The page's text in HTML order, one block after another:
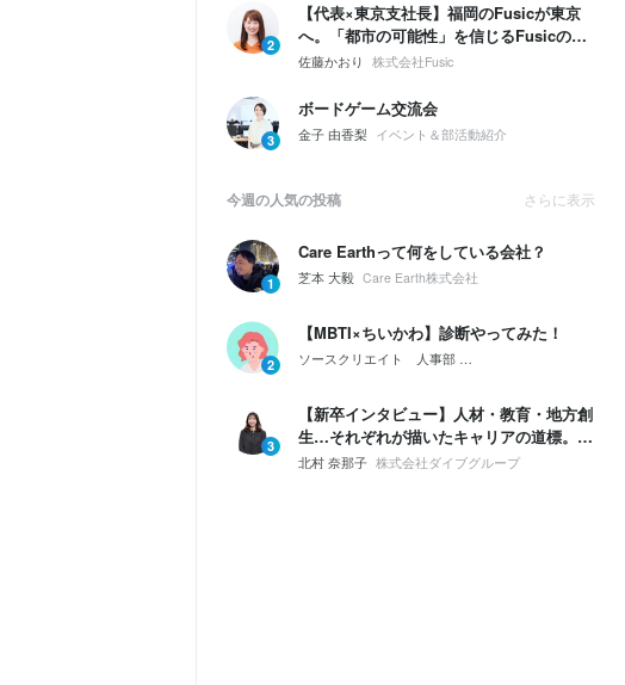
2
【代表×東京支社長】福岡のFusicが東京
へ。「都市の可能性」を信じるFusicの、
次の一手とは。
佐藤かおり 株式会社Fusic
3
ボードゲーム交流会
金子 由香梨 イベント＆部活動紹介
今週の人気の投稿 さらに表示
1
Care Earthって何をしている会社？
芝本 大毅 Care Earth株式会社
2
【MBTI×ちいかわ】診断やってみた！
ソースクリエイト 人事部会社紹介｜ソースクリエイ
3
【新卒インタビュー】人材・教育・地方創
生…それぞれが描いたキャリアの道標。僕
たちが「ダイブ」を選んだ理由
北村 奈那子 株式会社ダイブグループ